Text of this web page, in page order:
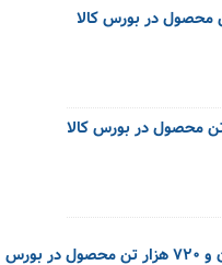
دادوستد یک میلیون و ۷۲۰ هزار تن محصول در بورس